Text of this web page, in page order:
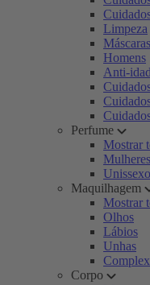
Limpeza
Máscaras
Homens
Anti-
Perfume
Mostrar
Mulheres
Unissexo
Maquilhagem
Mostrar
Olhos
Lábios
Unhas
Corpo